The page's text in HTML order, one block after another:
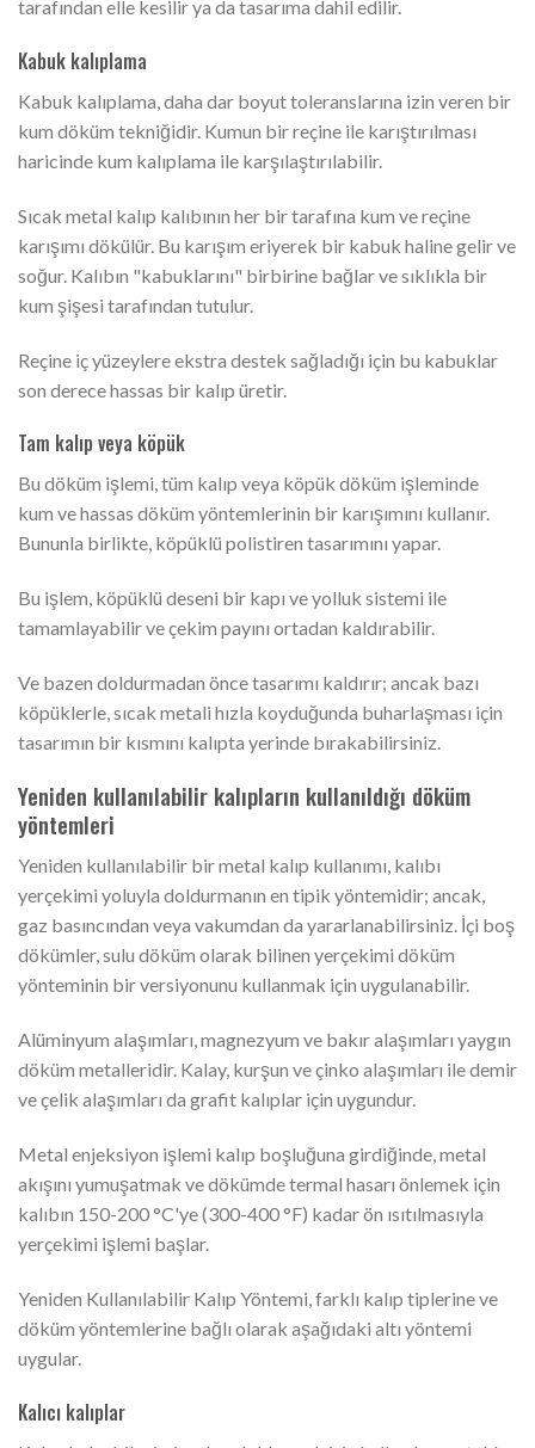
tarafından elle kesilir ya da tasarıma dahil edilir.
Kabuk kalıplama
Kabuk kalıplama, daha dar boyut toleranslarına izin veren bir
kum döküm tekniğidir. Kumun bir reçine ile karıştırılması
haricinde kum kalıplama ile karşılaştırılabilir.
Sıcak metal kalıp kalıbının her bir tarafına kum ve reçine
karışımı dökülür. Bu karışım eriyerek bir kabuk haline gelir ve
soğur. Kalıbın "kabuklarını" birbirine bağlar ve sıklıkla bir
kum şişesi tarafından tutulur.
Reçine iç yüzeylere ekstra destek sağladığı için bu kabuklar
son derece hassas bir kalıp üretir.
Tam kalıp veya köpük
Bu döküm işlemi, tüm kalıp veya köpük döküm işleminde
kum ve hassas döküm yöntemlerinin bir karışımını kullanır.
Bununla birlikte, köpüklü polistiren tasarımını yapar.
Bu işlem, köpüklü deseni bir kapı ve yolluk sistemi ile
tamamlayabilir ve çekim payını ortadan kaldırabilir.
Ve bazen doldurmadan önce tasarımı kaldırır; ancak bazı
köpüklerle, sıcak metali hızla koyduğunda buharlaşması için
tasarımın bir kısmını kalıpta yerinde bırakabilirsiniz.
Yeniden kullanılabilir kalıpların kullanıldığı döküm
yöntemleri
Yeniden kullanılabilir bir metal kalıp kullanımı, kalıbı
yerçekimi yoluyla doldurmanın en tipik yöntemidir; ancak,
gaz basıncından veya vakumdan da yararlanabilirsiniz. İçi boş
dökümler, sulu döküm olarak bilinen yerçekimi döküm
yönteminin bir versiyonunu kullanmak için uygulanabilir.
Alüminyum alaşımları, magnezyum ve bakır alaşımları yaygın
döküm metalleridir. Kalay, kurşun ve çinko alaşımları ile demir
ve çelik alaşımları da grafit kalıplar için uygundur.
Metal enjeksiyon işlemi kalıp boşluğuna girdiğinde, metal
akışını yumuşatmak ve dökümde termal hasarı önlemek için
kalıbın 150-200 °C'ye (300-400 °F) kadar ön ısıtılmasıyla
yerçekimi işlemi başlar.
Yeniden Kullanılabilir Kalıp Yöntemi, farklı kalıp tiplerine ve
döküm yöntemlerine bağlı olarak aşağıdaki altı yöntemi
uygular.
Kalıcı kalıplar